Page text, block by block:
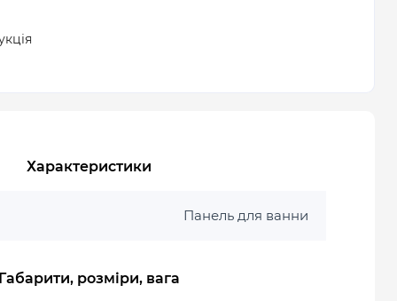
Характеристики
Панель для ванни
розміри, вага